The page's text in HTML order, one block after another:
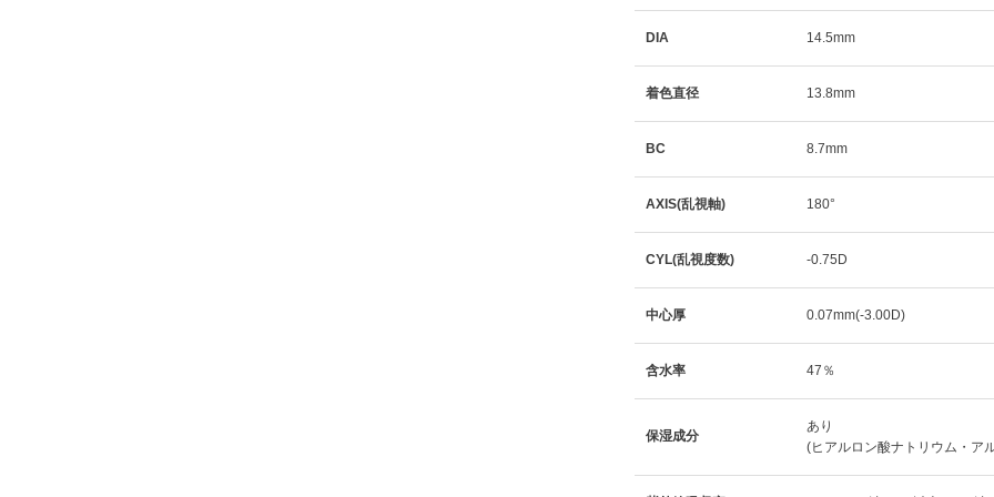
DIA 14.5mm
着色直径 13.8mm
BC 8.7mm
AXIS(乱視軸) 180°
CYL(乱視度数) -0.75D
中心厚 0.07mm(-3.00D)
含水率 47％
保湿成分
あり
(ヒアルロン酸ナトリウム・ア